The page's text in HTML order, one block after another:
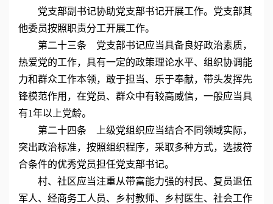
党支部副书记协助党支部书记开展工作。党支部其
他委员按照职责分工开展工作。
第二十三条 党支部书记应当具备良好政治素质，
热爱党的工作，具有一定的政策理论水平、组织协调能
力和群众工作本领，敢于担当、乐于奉献，带头发挥先
锋模范作用，在党员、群众中有较高威信，一般应当具
有1年以上党龄。
第二十四条 上级党组织应当结合不同领域实际，
突出政治标准，按照组织程序，采取多种方式，选拔符
合条件的优秀党员担任党支部书记。
村、社区应当注重从带富能力强的村民、复员退伍
军人、经商务工人员、乡村教师、乡村医生、社会工作